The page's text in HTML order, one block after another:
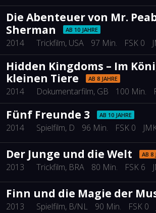
Die Abenteuer von Mr.
Sherman
AB 10 JAHRE
2014 Trickfilm, USA 97 Min. FSK 0
Hidden Kingdoms – Im
kleinen Tiere
AB 8 JAHRE
2014 Dokumentarfilm, GB 100 Min.
Fünf Freunde 3 AB 10 JAHRE
2014 Spielfilm, D 96 Min. FSK 0
Der Junge und die Welt AB 8
2013 Trickfilm, BRA 80 Min. FSK 6
Finn und die Magie der
2013 Spielfilm, B/NL 90 Min. FSK 0